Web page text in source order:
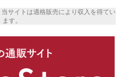
サイトは適格販売により収入を得てい
ます。